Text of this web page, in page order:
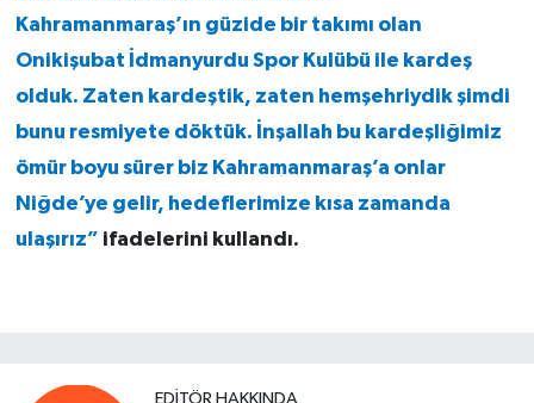
Kahramanmaraş’ın güzide bir takımı olan
Onikişubat İdmanyurdu Spor Kulübü ile kardeş
olduk. Zaten kardeştik, zaten hemşehriydik şimdi
bunu resmiyete döktük. İnşallah bu kardeşliğimiz
ömür boyu sürer biz Kahramanmaraş’a onlar
Niğde’ye gelir, hedeflerimize kısa zamanda
ulaşırız” ifadelerini kullandı.
EDITÖR HAKKINDA